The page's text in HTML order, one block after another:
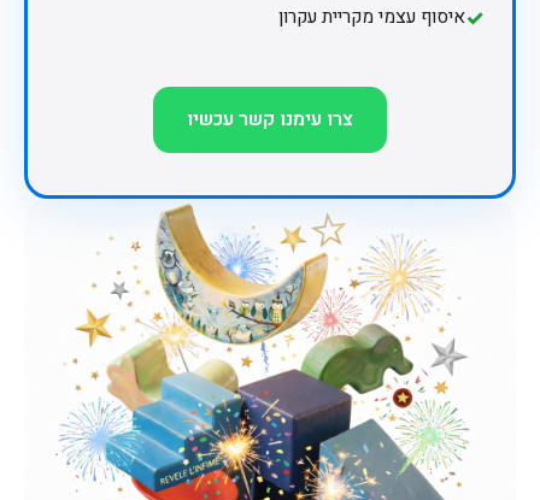
✓איסוף עצמי מקריית עקרון
צרו עימנו קשר עכשיו